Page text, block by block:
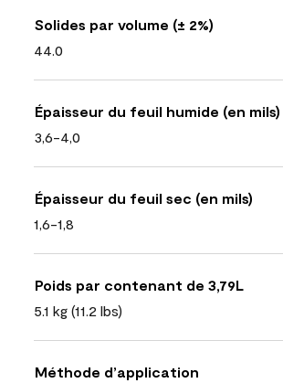
Solides par volume (± 2%)
44.0
Épaisseur du feuil humide (en mils)
3,6-4,0
Épaisseur du feuil sec (en mils)
1,6-1,8
Poids par contenant de 3,79L
5.1 kg (11.2 lbs)
Méthode d’application